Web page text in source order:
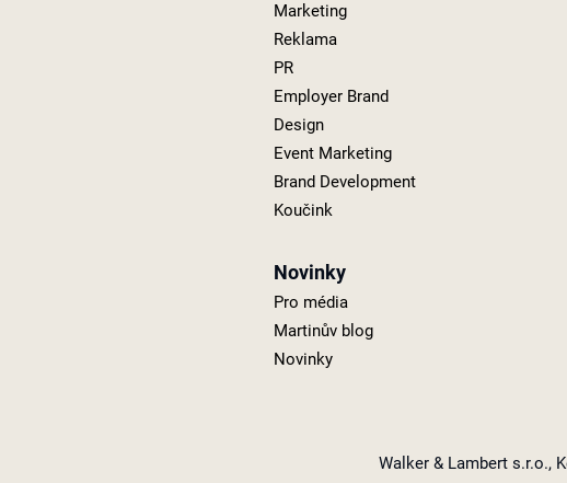
Marketing
Reklama
PR
Employer Brand
Design
Event Marketing
Brand Development
Koučink
Novinky
Pro média
Martinův blog
Novinky
Walker & Lambert s.r.o.,